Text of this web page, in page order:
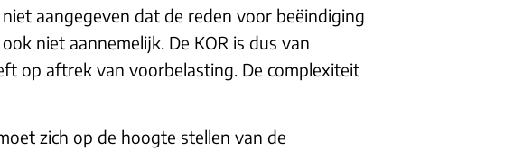
aangegeven dat de reden voor beëindiging
niet aannemelijk. De KOR is dus van
op aftrek van voorbelasting. De complexiteit
zich op de hoogte stellen van de